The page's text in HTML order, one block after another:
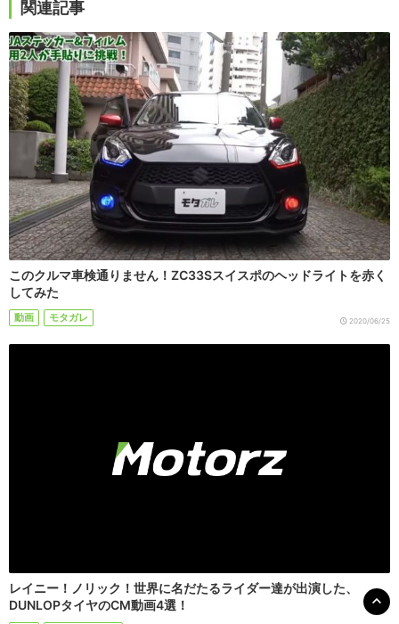
関連記事
このクルマ車検通りません！ZC33Sスイスポのヘッドライトを赤く
してみた
動画 モタガレ 2020/06/25
レイニー！ノリック！世界に名だたるライダー達が出演した、
DUNLOPタイヤのCM動画4選！